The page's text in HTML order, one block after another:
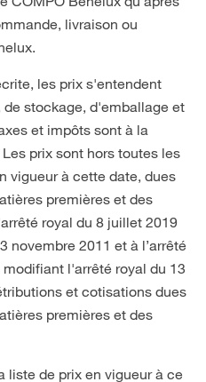
livraison ou
les prix s'entendent
de stockage, d'emballage et
et impôts sont à la
prix sont hors toutes les
vigueur à cette date, dues
premières et des
royal du 8 juillet 2019
novembre 2011 et à l’arrêté
l'arrêté royal du 13
et cotisations dues
premières et des
liste de prix en vigueur à ce